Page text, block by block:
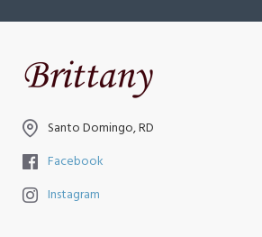
Santo Domingo, RD
Facebook
Instagram